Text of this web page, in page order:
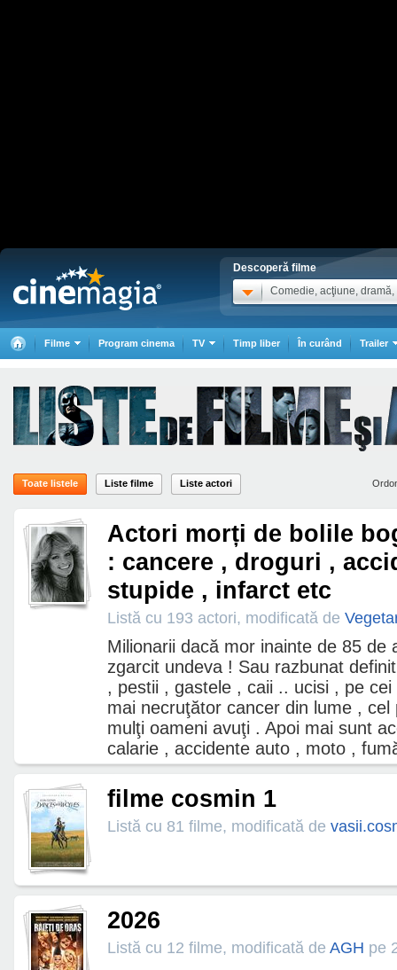
Descoperă filme
Comedie, acţiune, dramă,
Filme Program cinema TV Timp liber În curând Trailer
Toate listele Liste filme Liste actori
Actori morți de bolile
: cancere , droguri ,
stupide , infarct etc
Listă cu 193 actori, modificată de
Milionarii dacă mor inainte de 85 de
zgarcit undeva ! Sau razbunat
, pestii , gastele , caii .. ucisi , pe
mai necruţător cancer din lume ,
mulţi oameni avuţi . Apoi mai sunt
calarie , accidente auto , moto ,
filme cosmin 1
Listă cu 81 filme, modificată de
2026
Listă cu 12 filme, modificată de AGH pe